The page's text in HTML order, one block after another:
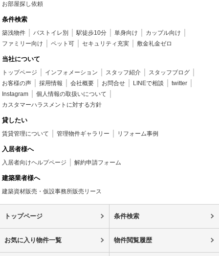
お部屋探し依頼
条件検索
築浅物件 バストイレ別 駅徒歩10分 単身向け
カップル向け
ファミリー向け
ペット可 セキュリティ充実 敷金礼金ゼロ
当社について
トップページ インフォメーション スタッフ紹介
スタッフブログ
お客様の声
採用情報 会社概要 お問合せ LINEで相談
twitter
Instagram
個人情報の取扱いについて
カスタマーハラスメントに対する方針
貸したい
賃貸管理について 管理物件ギャラリー リフォーム事例
入居者様へ
入居者向けヘルプページ 解約申請フォーム
建築業者様へ
建築資材販売・仮設事務所販売リース
トップページ 条件検索
お気に入り物件一覧 物件閲覧履歴